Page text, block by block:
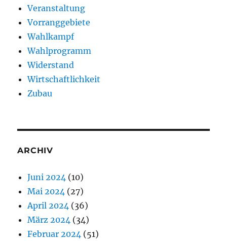
Veranstaltung
Vorranggebiete
Wahlkampf
Wahlprogramm
Widerstand
Wirtschaftlichkeit
Zubau
ARCHIV
Juni 2024 (10)
Mai 2024 (27)
April 2024 (36)
März 2024 (34)
Februar 2024 (51)